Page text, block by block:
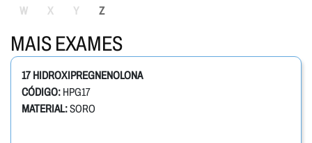
W
X Y Z
MAIS EXAMES
17 HIDROXIPREGNENOLONA
CÓDIGO: HPG17
MATERIAL:SORO